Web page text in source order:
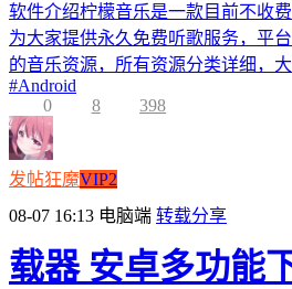
软件介绍柠檬音乐是一款目前不收
为大家提供永久免费听歌服务，平
的音乐资源，所有资源分类详细，
#Android
0
8 398
发帖狂魔VIP2
08-07 16:13 电脑端 转载分享
载器 安卓多功能